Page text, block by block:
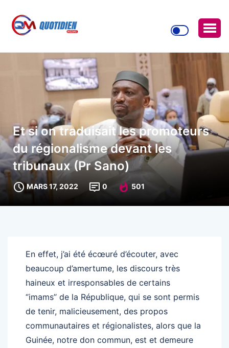
Et si on traduisait les promoteurs
du régionalisme devant les
tribunaux (Pr Sano)
MARS 17, 2022 0 501
En effet, j’ai été écœuré d’écouter, avec
beaucoup d’amertume, les discours très
haineux et irresponsables de certains
‘’imams’’ de la République, qui se sont permis
de tenir, malicieusement, des propos
communautaires et régionalistes, alors que la
Guinée, notre don commun, est et demeure